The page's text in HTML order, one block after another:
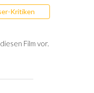
Kritiken
Film vor.